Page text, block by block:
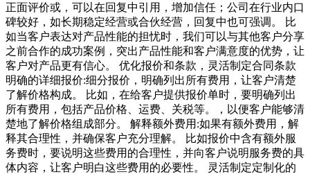
正面评价或，可以在回复中引用，增加信任；公司在行业内口
碑较好，如长期稳定经营或合伙经营，回复中也可强调。 比
如当客户表达对产品性能的担忧时，我们可以与其他客户分享
之前合作的成功案例，突出产品性能和客户满意度的优势，让
客户对产品更有信心。 优化报价和条款，灵活制定合同条款
明确的详细报价:细分报价，明确列出所有费用，让客户清楚
了解价格构成。 比如，在给客户提供报价单时，要明确列出
所有费用，包括产品价格、运费、关税等。，以便客户能够清
楚地了解价格组成部分。 解释额外费用:如果有额外费用，解
释其合理性，并确保客户充分理解。 比如报价中含有额外服
务费时，要说明这些费用的合理性，并向客户说明服务费的具
体内容，让客户明白这些费用的必要性。 灵活制定定制化的